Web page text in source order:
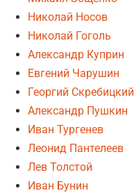
Николай Носов
Николай Гоголь
Александр Куприн
Евгений Чарушин
Георгий Скребицкий
Александр Пушкин
Иван Тургенев
Леонид Пантелеев
Лев Толстой
Иван Бунин